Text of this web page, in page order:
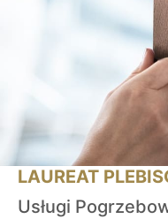
LAUREAT
Usługi